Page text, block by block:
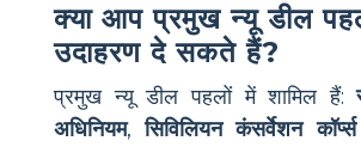
क्या आप प्रमुख न्यू डील
उदाहरण दे सकते हैं?
प्रमुख न्यू डील पहलों में शामिल हैं:
अधिनियम,सिविलियन कंसर्वेशन